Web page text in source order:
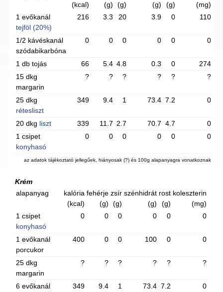
(kcal)
(g)
(g)
(g)
(g)
(mg)
1 evőkanál
tejföl (20%)
216 3.3 20 3.9 0 110
1/2 kávéskanál
szódabikarbóna
0 0 0 0 0 0
1 db tojás 66 5.4 4.8 0.3 0
274
15 dkg
margarin
? ? ? ? ? ?
25 dkg
rétesliszt
349 9.4 1 73.4 7.2 0
20 dkg liszt 339 11.7 2.7 70.7 4.7
0
1 csipet
konyhasó
0 0 0 0 0 0
az adatok tájékoztató jellegűek, hiányosak (?) és 100g alapanyagra vonatkoznak
Krém
alapanyag
kalória
(kcal)
fehérje
(g)
zsír
(g)
szénhidrát
(g)
rost
(g)
koleszterin
(mg)
1 csipet
konyhasó
0 0 0 0 0 0
1 evőkanál
porcukor
400 0 0 100 0 0
25 dkg
margarin
? ? ? ? ? ?
6 evőkanál 349 9.4 1 73.4 7.2 0